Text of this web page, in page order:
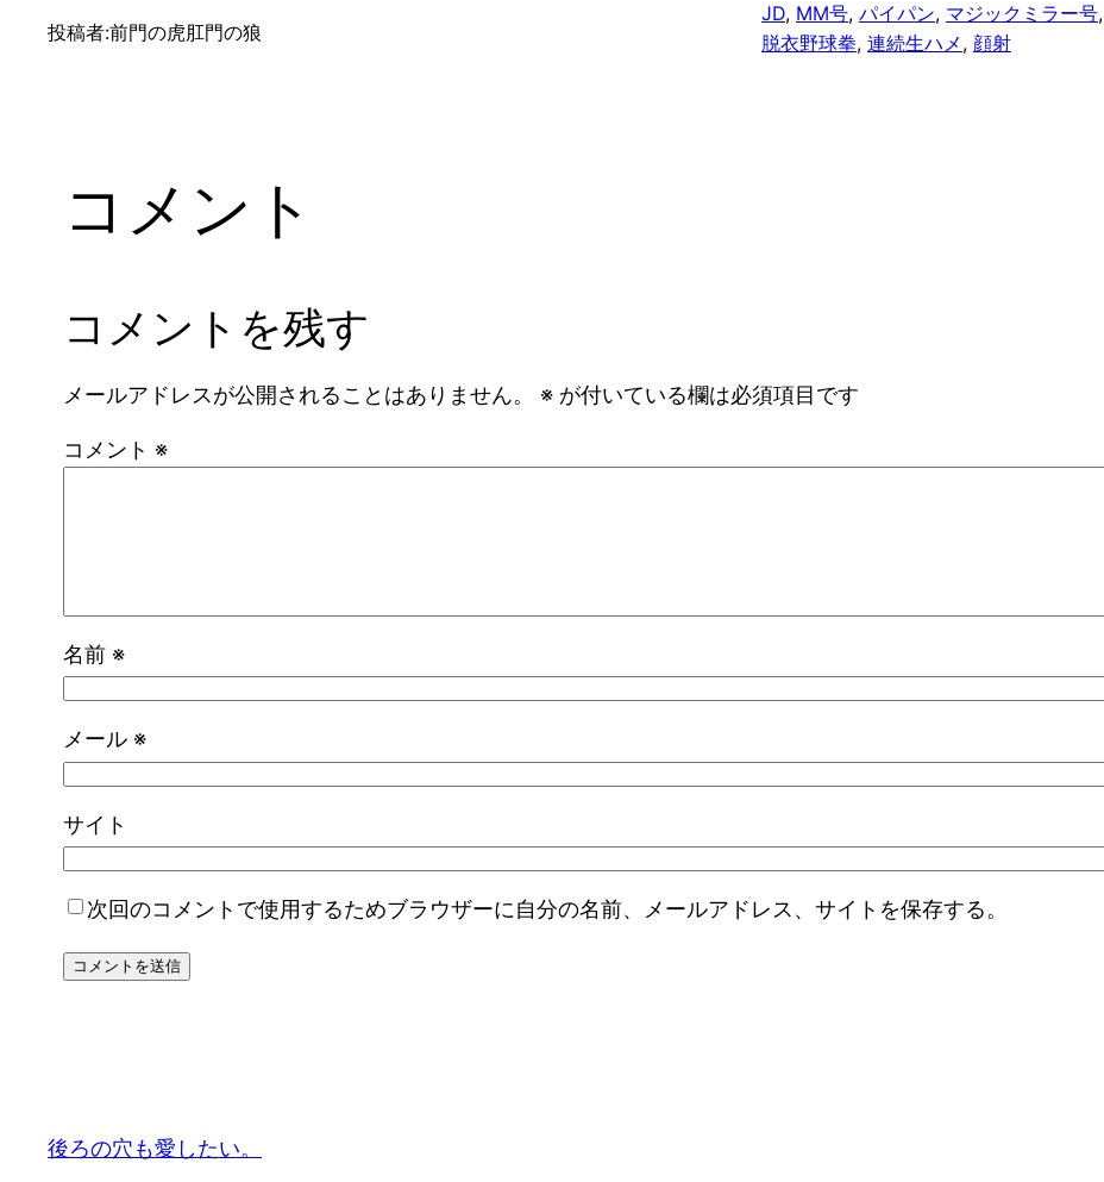
投稿者:前門の虎肛門の狼
JD, MM号, パイパン, マジックミラー号,
脱衣野球拳, 連続生ハメ , 顔射
コメント
コメントを残す
メールアドレスが公開されることはありません。 ※ が付いている欄は必須項目です
コメント ※
名前 ※
メール ※
サイト
次回のコメントで使用するためブラウザーに自分の名前、メールアドレス、サイトを保存する。
後ろの穴も愛したい。